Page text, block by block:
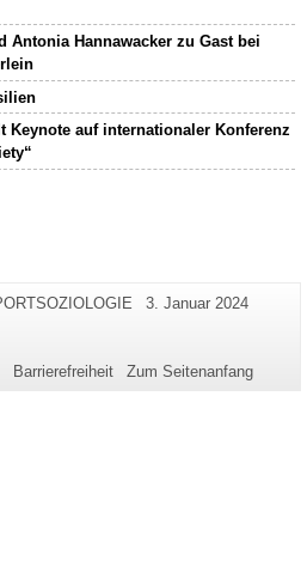
Antonia Hannawacker zu Gast bei
Keynote auf internationaler Konferenz
Zusätzliche
dieser
Letzte
3. Januar 2024
Barrierefreiheit Zum Seitenanfang